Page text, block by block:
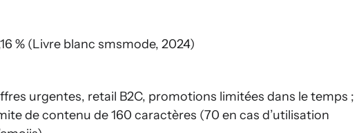
% (Livre blanc smsmode, 2024)
urgentes, retail B2C, promotions limitées dans le temps ;
de contenu de 160 cara­ctères (70 en cas d’utilisation